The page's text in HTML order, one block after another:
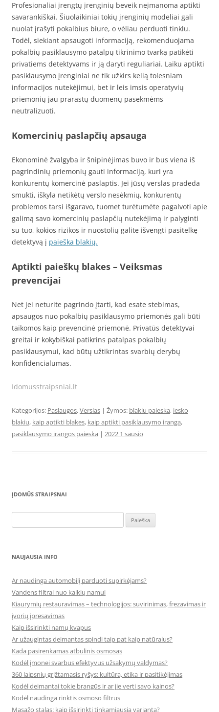
Profesionaliai įrengtų įrenginių beveik neįmanoma aptikti
savarankiškai. Šiuolaikiniai tokių įrenginių modeliai gali
nuolat įrašyti pokalbius biure, o vėliau perduoti tinklu.
Todėl, siekiant apsaugoti informaciją, rekomenduojama
pokalbių pasiklausymo patalpų tikrinimo tvarką patikėti
privatiems detektyvams ir ją daryti reguliariai. Laiku aptikti
pasiklausymo įrenginiai ne tik užkirs kelią tolesniam
informacijos nutekėjimui, bet ir leis imsis operatyvių
priemonių jau prarastų duomenų pasekmėms
neutralizuoti.
Komercinių paslapčių apsauga
Ekonominė žvalgyba ir šnipinėjimas buvo ir bus viena iš
pagrindinių priemonių gauti informaciją, kuri yra
konkurentų komercinė paslaptis. Jei jūsų verslas pradeda
smukti, iškyla netikėtų verslo nesėkmių, konkurentų
problemos tarsi išgaravo, tuomet turėtumėte pagalvoti apie
galimą savo komercinių paslapčių nutekėjimą ir palyginti
su tuo, kokios rizikos ir nuostolių galite išvengti pasitelkę
detektyvą į paieška blakių.
Aptikti paieškų blakes – Veiksmas
prevencijai
Net jei neturite pagrindo įtarti, kad esate stebimas,
apsaugos nuo pokalbių pasiklausymo priemonės gali būti
taikomos kaip prevencinė priemonė. Privatūs detektyvai
greitai ir kokybiškai patikrins patalpas pokalbių
pasiklausymui, kad būtų užtikrintas svarbių derybų
konfidencialumas.
Idomusstraipsniai.lt
Kategorijos: Paslaugos,Verslas | Žymos: blakiu paieska, iesko
blakiu, kaip aptikti blakes, kaip aptikti pasiklausymo iranga,
pasiklausymo irangos paieska | 2022 1 sausio
ĮDOMŪS STRAIPSNAI
NAUJAUSIA INFO
Ar naudinga automobilį parduoti supirkėjams?
Vandens filtrai nuo kalkių namui
Kiaurymių restauravimas – technologijos: suvirinimas, frezavimas ir
įvorių įpresavimas
Kaip išsirinkti namų kvapus
Ar užaugintas deimantas spindi taip pat kaip natūralus?
Kada pasirenkamas atbulinis osmosas
Kodėl įmonei svarbus efektyvus užsakymų valdymas?
360 laipsnių grįžtamasis ryšys: kultūra, etika ir pasitikėjimas
Kodėl deimantai tokie brangūs ir ar jie verti savo kainos?
Kodėl naudinga rinktis osmoso filtrus
Masažo stalas: kaip išsirinkti tinkamiausią variantą?